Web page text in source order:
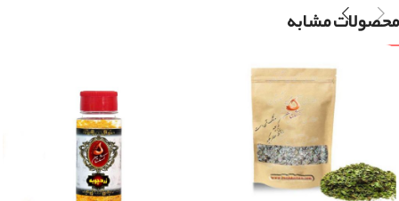
محصولات مشابه